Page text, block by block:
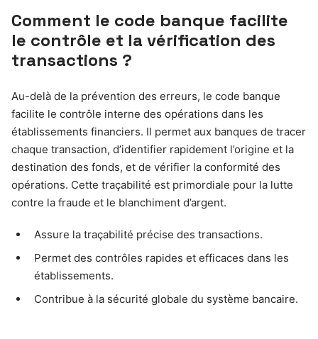
Comment le code banque facilite
le contrôle et la vérification des
transactions ?
Au-delà de la prévention des erreurs, le code banque
facilite le contrôle interne des opérations dans les
établissements financiers. Il permet aux banques de tracer
chaque transaction, d’identifier rapidement l’origine et la
destination des fonds, et de vérifier la conformité des
opérations. Cette traçabilité est primordiale pour la lutte
contre la fraude et le blanchiment d’argent.
Assure la traçabilité précise des transactions.
Permet des contrôles rapides et efficaces dans les
établissements.
Contribue à la sécurité globale du système bancaire.